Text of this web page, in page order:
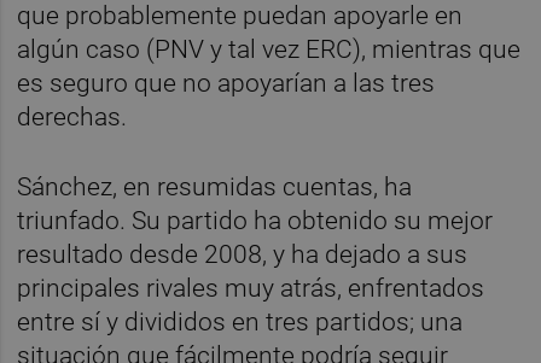
que probablemente puedan apoyarle en
algún caso (PNV y tal vez ERC), mientras que
es seguro que no apoyarían a las tres
derechas.
Sánchez, en resumidas cuentas, ha
triunfado. Su partido ha obtenido su mejor
resultado desde 2008, y ha dejado a sus
principales rivales muy atrás, enfrentados
entre sí y divididos en tres partidos; una
situación que fácilmente podría seguir